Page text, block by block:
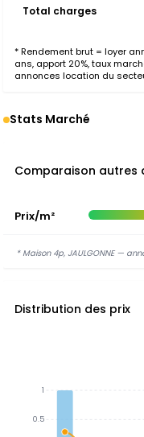
Total charges
* Rendement brut = loyer
ans, apport 20%, taux
annonces location du
Stats Marché
Comparaison autres
Prix/m²
* Maison 4p, JAULGONNE —
Distribution des prix
1
0.5